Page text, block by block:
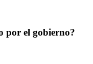
por el gobierno?